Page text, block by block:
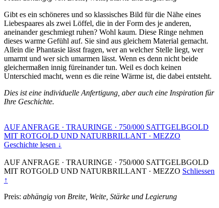
Gibt es ein schöneres und so klassisches Bild für die Nähe eines
Liebespaares als zwei Löffel, die in der Form des je anderen,
aneinander geschmiegt ruhen? Wohl kaum. Diese Ringe nehmen
dieses warme Gefühl auf. Sie sind aus gleichem Material gemacht.
Allein die Phantasie lässt fragen, wer an welcher Stelle liegt, wer
umarmt und wer sich umarmen lässt. Wenn es denn nicht beide
gleichermaßen innig füreinander tun. Weil es doch keinen
Unterschied macht, wenn es die reine Wärme ist, die dabei entsteht.
Dies ist eine individuelle Anfertigung, aber auch eine Inspiration für
Ihre Geschichte.
AUF ANFRAGE · TRAURINGE · 750/000 SATTGELBGOLD
MIT ROTGOLD UND NATURBRILLANT · MEZZO
Geschichte lesen ↓
AUF ANFRAGE · TRAURINGE · 750/000 SATTGELBGOLD
MIT ROTGOLD UND NATURBRILLANT · MEZZO Schliessen
↑
Preis: abhängig von Breite, Weite, Stärke und Legierung